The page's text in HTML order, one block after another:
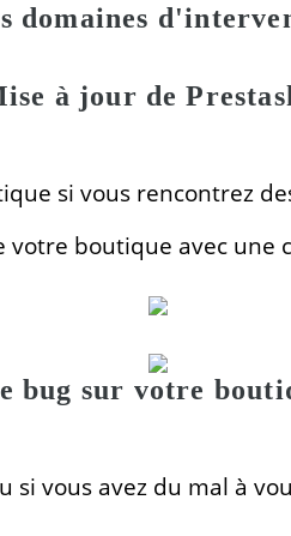
domaines
à jour de
si vous rencontrez
boutique avec une
bug sur votre
vous avez du mal à